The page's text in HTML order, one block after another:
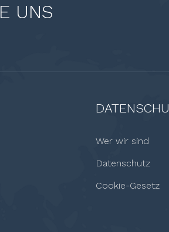
UNS
Wer wir sind
Datenschutz
Cookie-Gesetz